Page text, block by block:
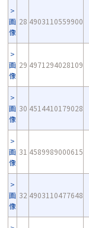
画
像
28 4903110559900
画
像
29 4971294028109
画
像
30 4514410179028
画
像
31 4589989000615
画
像
32 4903110477648